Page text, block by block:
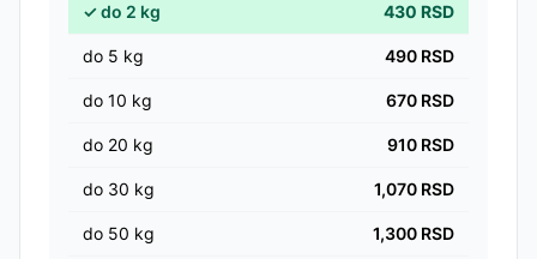
✓do 2 kg 430 RSD
do 5 kg 490 RSD
do 10 kg 670 RSD
do 20 kg 910 RSD
do 30 kg 1,070 RSD
do 50 kg 1,300 RSD